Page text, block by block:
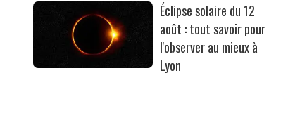
Éclipse solaire du 12
août : tout savoir pour
l'observer au mieux à
Lyon